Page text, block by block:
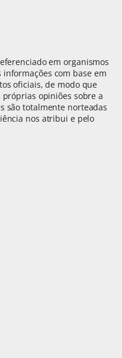
em organismos
com base em
oficiais, de modo que
opiniões sobre a
são totalmente norteadas
nos atribui e pelo